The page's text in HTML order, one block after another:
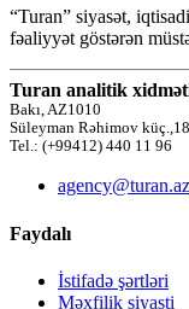
“Turan” siyasət,
fəaliyyət göstərən
Turan analitik
Bakı, AZ1010
Süleyman Rəhimov
Tel.: (+99412) 440 11 96
agency@turan.az
Faydalı
İstifadə şərtləri
Məxfilik siyasti